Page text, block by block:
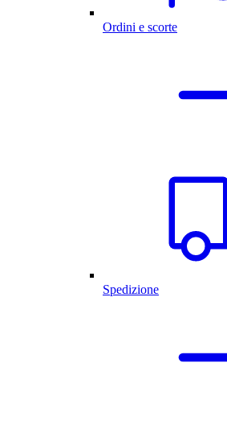
Ordini e scorte
Spedizione